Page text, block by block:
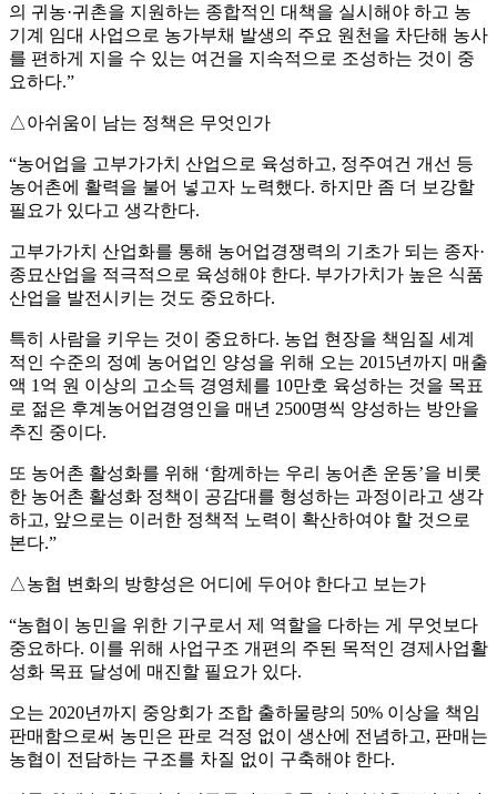
의 귀농·귀촌을 지원하는 종합적인 대책을 실시해야 하고 농
기계 임대 사업으로 농가부채 발생의 주요 원천을 차단해 농사
를 편하게 지을 수 있는 여건을 지속적으로 조성하는 것이 중
요하다.”
△아쉬움이 남는 정책은 무엇인가
“농어업을 고부가가치 산업으로 육성하고, 정주여건 개선 등
농어촌에 활력을 불어 넣고자 노력했다. 하지만 좀 더 보강할
필요가 있다고 생각한다.
고부가가치 산업화를 통해 농어업경쟁력의 기초가 되는 종자·
종묘산업을 적극적으로 육성해야 한다. 부가가치가 높은 식품
산업을 발전시키는 것도 중요하다.
특히 사람을 키우는 것이 중요하다. 농업 현장을 책임질 세계
적인 수준의 정예 농어업인 양성을 위해 오는 2015년까지 매출
액 1억 원 이상의 고소득 경영체를 10만호 육성하는 것을 목표
로 젊은 후계농어업경영인을 매년 2500명씩 양성하는 방안을
추진 중이다.
또 농어촌 활성화를 위해 ‘함께하는 우리 농어촌 운동’을 비롯
한 농어촌 활성화 정책이 공감대를 형성하는 과정이라고 생각
하고, 앞으로는 이러한 정책적 노력이 확산하여야 할 것으로
본다.”
△농협 변화의 방향성은 어디에 두어야 한다고 보는가
“농협이 농민을 위한 기구로서 제 역할을 다하는 게 무엇보다
중요하다. 이를 위해 사업구조 개편의 주된 목적인 경제사업활
성화 목표 달성에 매진할 필요가 있다.
오는 2020년까지 중앙회가 조합 출하물량의 50% 이상을 책임
판매함으로써 농민은 판로 걱정 없이 생산에 전념하고, 판매는
농협이 전담하는 구조를 차질 없이 구축해야 한다.